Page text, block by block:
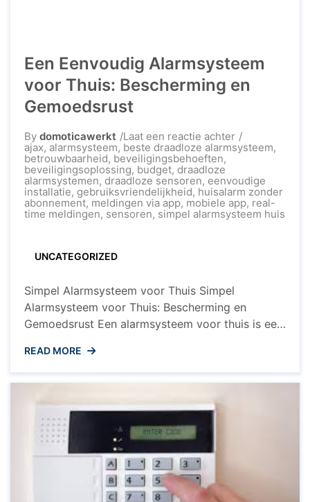
Een Eenvoudig Alarmsysteem
voor Thuis: Bescherming en
Gemoedsrust
By domoticawerkt Laat een reactie achterop
Een
Eenvoudig
voor
Thuis:
Bescherming
en
ajax, alarmsysteem, beste draadloze alarmsysteem,
betrouwbaarheid, beveiligingsbehoeften,
beveiligingsoplossing, budget, draadloze
alarmsystemen, draadloze sensoren, eenvoudige
installatie, gebruiksvriendelijkheid, huisalarm zonder
abonnement, meldingen via app, mobiele app, real-
time meldingen, sensoren, simpel alarmsysteem huis
UNCATEGORIZED
Simpel Alarmsysteem voor Thuis Simpel
Alarmsysteem voor Thuis: Bescherming en
Gemoedsrust Een alarmsysteem voor thuis is een
beschermen tegen inbraak en ongewenste
indringers. Met de opkomst van slimme
en betaalbare oplossingen beschikbaar die u
gemoedsrust bieden, zelfs als u niet thuis bent.
Voordelen van ...
READ MORE